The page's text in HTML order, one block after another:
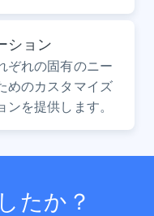
ション
ぞれの固有のニー
めのカスタマイズ
を提供します。
たか？